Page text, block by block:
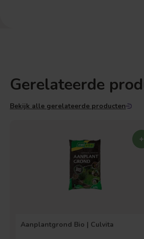
Gerelateerde
Bekijk alle gerelateerde producten
Aanplantgrond Bio | Culvita